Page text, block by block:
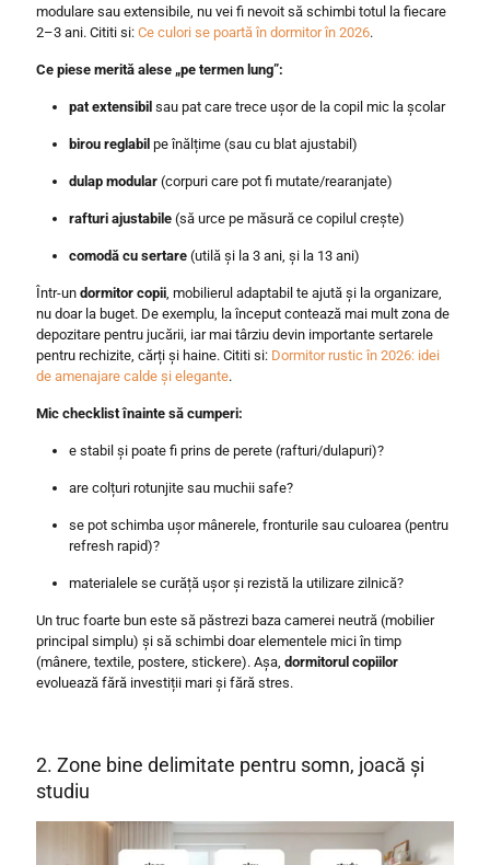
modulare sau extensibile, nu vei fi nevoit să schimbi totul la fiecare
2–3 ani. Cititi si: Ce culori se poartă în dormitor în 2026.
Ce piese merită alese „pe termen lung”:
pat extensibil sau pat care trece ușor de la copil mic la școlar
birou reglabil pe înălțime (sau cu blat ajustabil)
dulap modular (corpuri care pot fi mutate/rearanjate)
rafturi ajustabile (să urce pe măsură ce copilul crește)
comodă cu sertare (utilă și la 3 ani, și la 13 ani)
Într-un dormitor copii , mobilierul adaptabil te ajută și la organizare,
nu doar la buget. De exemplu, la început contează mai mult zona de
depozitare pentru jucării, iar mai târziu devin importante sertarele
pentru rechizite, cărți și haine. Cititi si: Dormitor rustic în 2026: idei
de amenajare calde și elegante.
Mic checklist înainte să cumperi:
e stabil și poate fi prins de perete (rafturi/dulapuri)?
are colțuri rotunjite sau muchii safe?
se pot schimba ușor mânerele, fronturile sau culoarea (pentru
refresh rapid)?
materialele se curăță ușor și rezistă la utilizare zilnică?
Un truc foarte bun este să păstrezi baza camerei neutră (mobilier
principal simplu) și să schimbi doar elementele mici în timp
(mânere, textile, postere, stickere). Așa, dormitorul copiilor
evoluează fără investiții mari și fără stres.
2. Zone bine delimitate pentru somn, joacă și
studiu